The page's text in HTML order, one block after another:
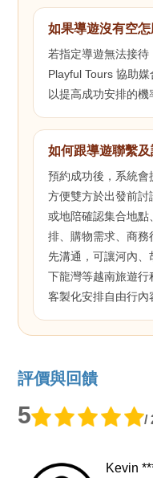
如果導遊沒有空怎
若指定導遊無法接
Playful Tours 協助媒
以提高成功安排的機
如何跟導遊聯繫及
預約成功後，系統會
方便雙方於出發前
或地陪確認集合地
排、購物需求、商
先溝通，可讓河內、
下龍灣等越南旅遊
客製化安排自由行內
評價與回饋
5 /
Kevin